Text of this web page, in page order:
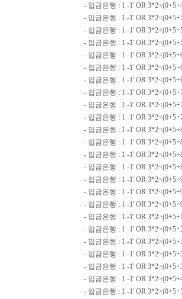
- 입금은행 : 1 -1' OR
- 입금은행 : 1 -1' OR
- 입금은행 : 1 -1' OR
- 입금은행 : 1 -1' OR
- 입금은행 : 1 -1' OR
- 입금은행 : 1 -1' OR
- 입금은행 : 1 -1' OR
- 입금은행 : 1 -1' OR
- 입금은행 : 1 -1' OR
- 입금은행 : 1 -1' OR
- 입금은행 : 1 -1' OR
- 입금은행 : 1 -1' OR
- 입금은행 : 1 -1' OR
- 입금은행 : 1 -1' OR
- 입금은행 : 1 -1' OR
- 입금은행 : 1 -1' OR
- 입금은행 : 1 -1' OR
- 입금은행 : 1 -1' OR
- 입금은행 : 1 -1' OR
- 입금은행 : 1 -1' OR
- 입금은행 : 1 -1' OR
- 입금은행 : 1 -1' OR
- 입금은행 : 1 -1' OR
- 입금은행 : 1 -1' OR